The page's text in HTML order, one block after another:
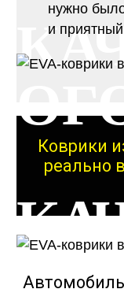
нужно
и
Коврики
реально